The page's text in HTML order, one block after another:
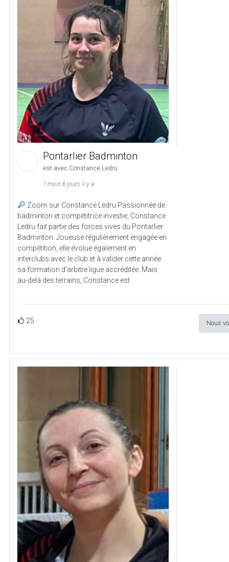
Pontarlier Badminton
est avec Constance Ledru.
1 mois 6 jours il y a
Zoom sur Constance Ledru Passionnée de
badminton et compétitrice investie, Constance
Ledru fait partie des forces vives du Pontarlier
Badminton. Joueuse régulièrement engagée en
compétition, elle évolue également en
interclubs avec le club et à valider cette année
sa formation d’arbitre ligue accréditée. Mais
au-delà des terrains, Constance est
25 Nous